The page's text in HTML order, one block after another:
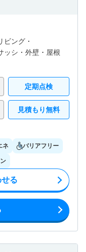
ビング・
ッシ・ 外壁・ 屋根
定期点検
見積もり無料
ネ バリアフリー
る